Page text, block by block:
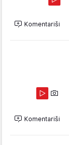
Komentariši
Komentariši